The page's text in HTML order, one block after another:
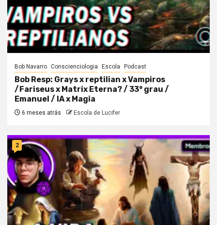
Bob Navarro Conscienciologia Escola Podcast
Bob Resp: Grays x reptilian x Vampiros
/Fariseus x Matrix Eterna? / 33° grau /
Emanuel / IA x Magia
6 meses atrás Escola de Lucifer
2